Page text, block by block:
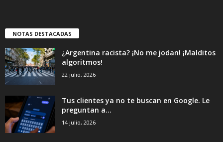
NOTAS DESTACADAS
¿Argentina racista? ¡No me jodan! ¡Malditos
algoritmos!
22 julio, 2026
Tus clientes ya no te buscan en Google. Le
preguntan a...
14 julio, 2026